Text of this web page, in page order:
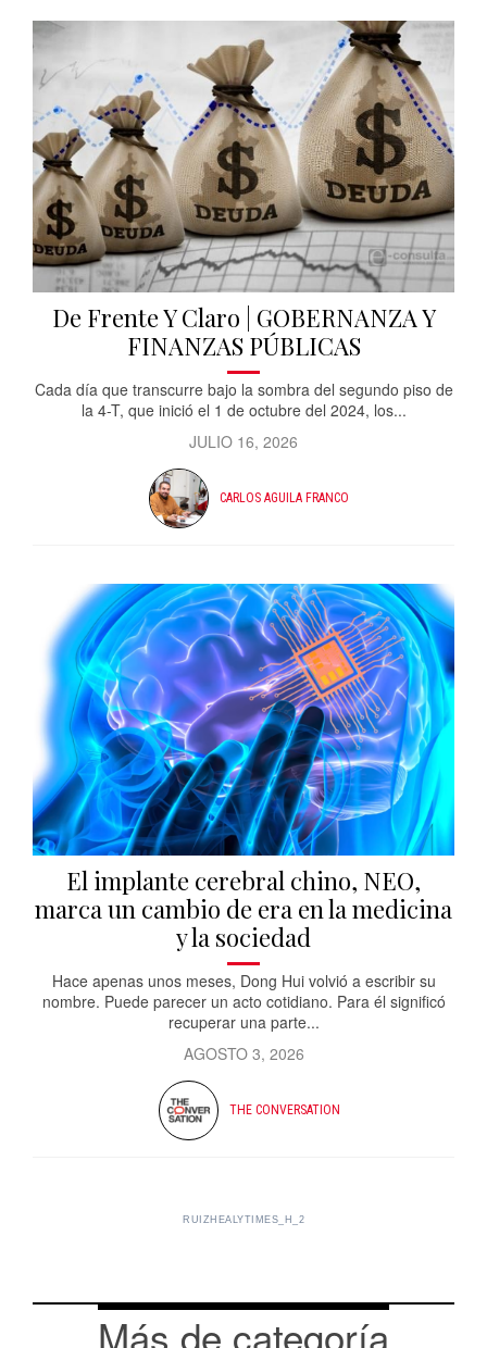
De Frente Y Claro | GOBERNANZA Y
FINANZAS PÚBLICAS
Cada día que transcurre bajo la sombra del segundo piso de
la 4-T, que inició el 1 de octubre del 2024, los...
JULIO 16, 2026
CARLOS AGUILA FRANCO
El implante cerebral chino, NEO,
marca un cambio de era en la medicina
y la sociedad
Hace apenas unos meses, Dong Hui volvió a escribir su
nombre. Puede parecer un acto cotidiano. Para él significó
recuperar una parte...
AGOSTO 3, 2026
THE CONVERSATION
RUIZHEALYTIMES_H_2
Más de categoría